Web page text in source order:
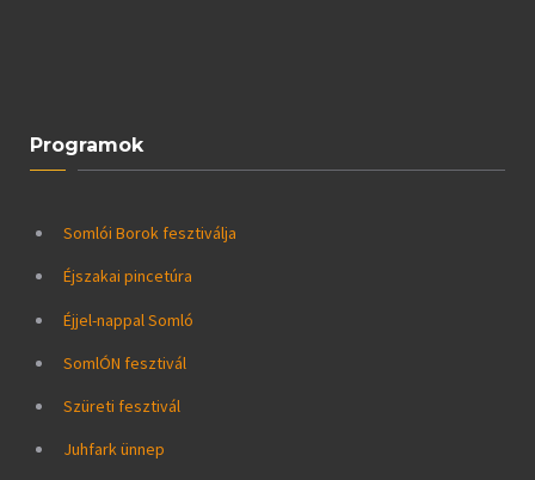
Programok
Somlói Borok fesztiválja
Éjszakai pincetúra
Éjjel-nappal Somló
SomlÓN fesztivál
Szüreti fesztivál
Juhfark ünnep